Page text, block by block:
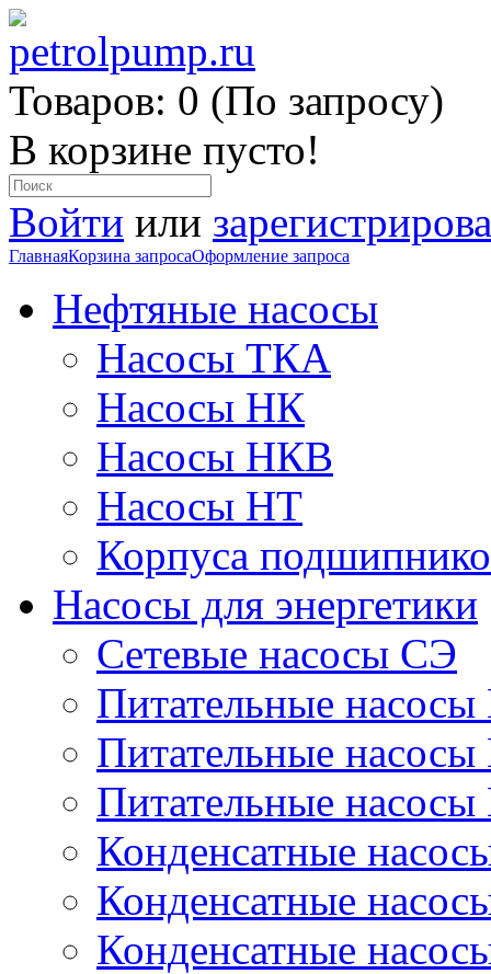
Товаров: 0 (По запросу)
В корзине пусто!
Войти или
ГлавнаяКорзина запросаОформление запроса
Нефтяные насосы
Насосы ТКА
Насосы НК
Насосы НКВ
Насосы НТ
Корпуса
Насосы для энергетики
Сетевые насосы СЭ
Питательные
Питательные
Питательные
Конденсатные
Конденсатные
Конденсатные